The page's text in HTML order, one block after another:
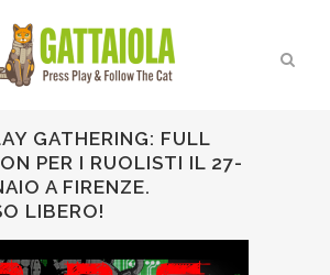
GATHERING: FULL
PER I RUOLISTI IL 27-
A FIRENZE.
LIBERO!